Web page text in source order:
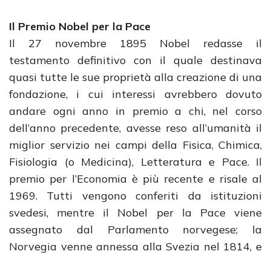
Il Premio Nobel per la Pace
Il 27 novembre 1895 Nobel redasse il
testamento definitivo con il quale destinava
quasi tutte le sue proprietà alla creazione di una
fondazione, i cui interessi avrebbero dovuto
andare ogni anno in premio a chi, nel corso
dell’anno precedente, avesse reso all’umanità il
miglior servizio nei campi della Fisica, Chimica,
Fisiologia (o Medicina), Letteratura e Pace. Il
premio per l’Economia è più recente e risale al
1969. Tutti vengono conferiti da istituzioni
svedesi, mentre il Nobel per la Pace viene
assegnato dal Parlamento norvegese; la
Norvegia venne annessa alla Svezia nel 1814, e